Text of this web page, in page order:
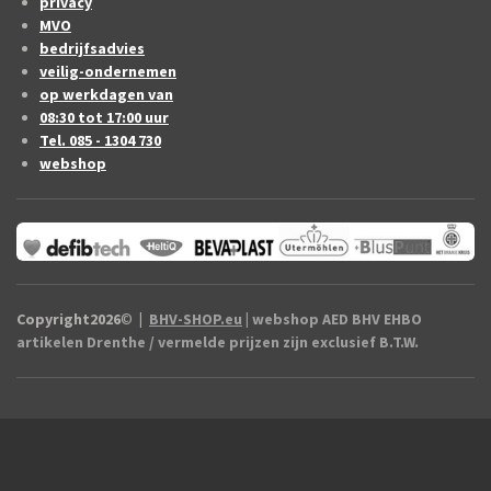
MVO
bedrijfsadvies
veilig-ondernemen
op werkdagen van
08:30 tot 17:00 uur
Tel. 085 - 1304 730
webshop
Copyright2026© BHV-SHOP.eu | webshop AED BHV EHBO
artikelen Drenthe / vermelde prijzen zijn exclusief B.T.W.